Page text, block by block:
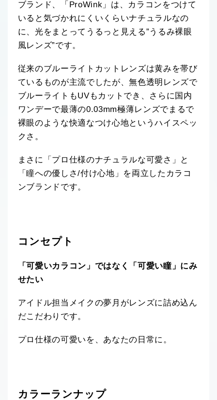
ブランド、「ProWink」は、カラコンをつけて
いると気づかれにくいくらいナチュラルなの
に、光をまとってうるっと見える”うるみ裸眼
風レンズ”です。
従来のブルーライトカットレンズは黄みを帯び
ているものが主流でしたが、無色透明レンズで
ブルーライトもUVもカットでき、さらに国内
ワンデーで最薄の0.03mm極薄レンズでまるで
裸眼のような快適なつけ心地というハイスペッ
クさ。
まさに「プロ仕様のナチュラルな可愛さ」と
「瞳への優しさ/付け心地」を両立したカラコ
ンブランドです。
コンセプト
「可愛いカラコン」ではなく「可愛い瞳」にみ
せたい
アイドル担当メイクの夢月がレンズに詰め込ん
だこだわりです。
プロ仕様の可愛いを、あなたの日常に。
カラーランナップ